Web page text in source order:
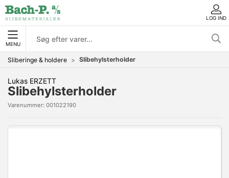
LOG IND
MENU
Sliberinge & holdere Slibehylsterholder
Lukas ERZETT
Slibehylsterholder
Varenummer: 001022190